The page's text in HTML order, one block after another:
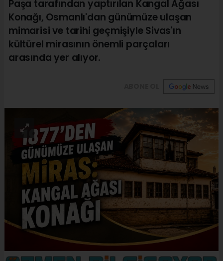
Paşa tarafından yaptırılan Kangal Ağası
Konağı, Osmanlı'dan günümüze ulaşan
mimarisi ve tarihi geçmişiyle Sivas'ın
kültürel mirasının önemli parçaları
arasında yer alıyor.